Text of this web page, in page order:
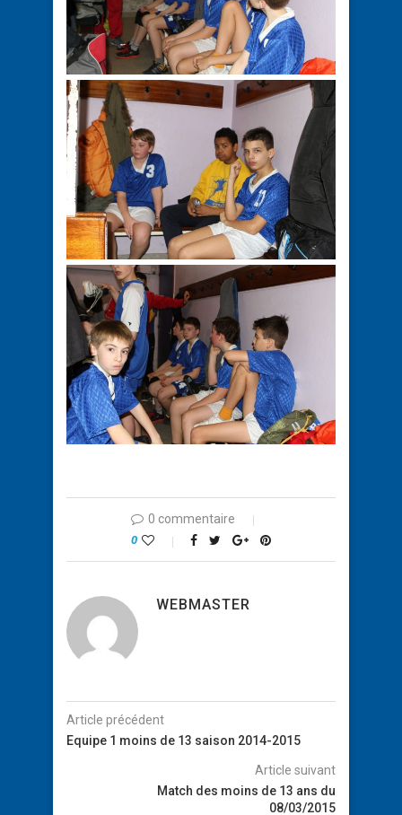
0 commentaire
0
WEBMASTER
Article précédent
Equipe 1 moins de 13 saison 2014-2015
Article suivant
Match des moins de 13 ans du
08/03/2015